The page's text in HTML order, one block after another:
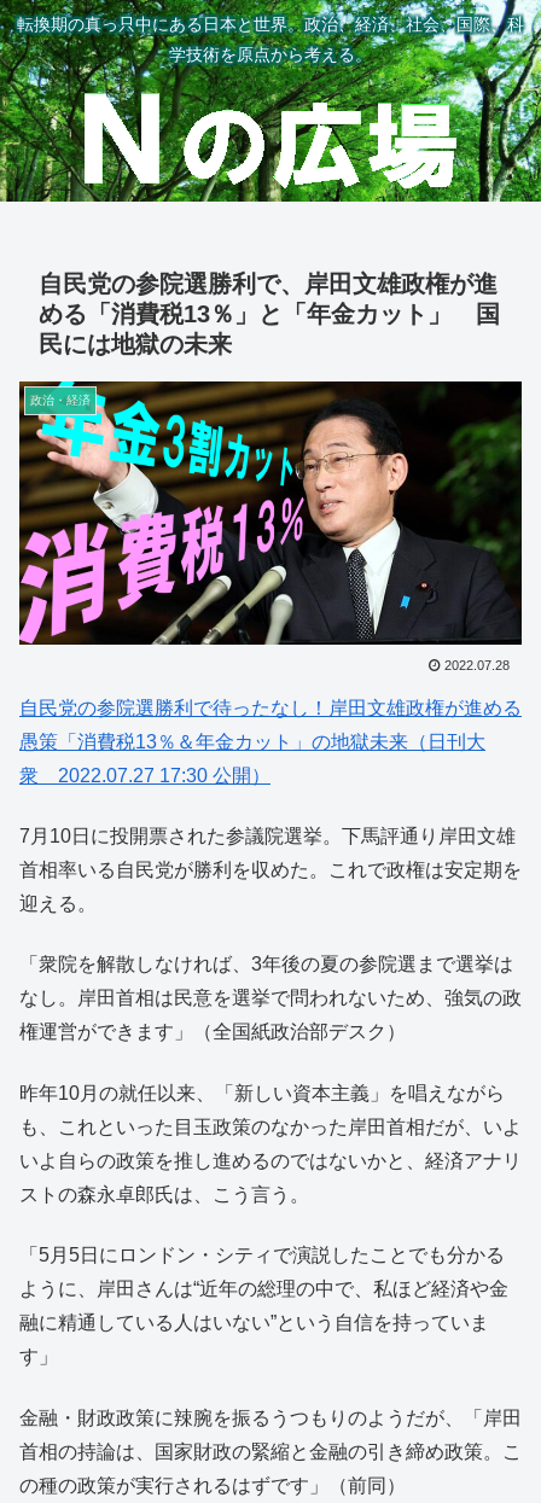
転換期の真っ只中にある日本と世界。政治、経済、社会、国際、科
学技術を原点から考える。
自民党の参院選勝利で、岸田文雄政権が進
める「消費税13％」と「年金カット」 国
民には地獄の未来
政治・経済
2022.07.28
自民党の参院選勝利で待ったなし！岸田文雄政権が進める
愚策「消費税13％＆年金カット」の地獄未来（日刊大
衆 2022.07.27 17:30 公開）
7月10日に投開票された参議院選挙。下馬評通り岸田文雄
首相率いる自民党が勝利を収めた。これで政権は安定期を
迎える。
「衆院を解散しなければ、3年後の夏の参院選まで選挙は
なし。岸田首相は民意を選挙で問われないため、強気の政
権運営ができます」（全国紙政治部デスク）
昨年10月の就任以来、「新しい資本主義」を唱えながら
も、これといった目玉政策のなかった岸田首相だが、いよ
いよ自らの政策を推し進めるのではないかと、経済アナリ
ストの森永卓郎氏は、こう言う。
「5月5日にロンドン・シティで演説したことでも分かる
ように、岸田さんは“近年の総理の中で、私ほど経済や金
融に精通している人はいない”という自信を持っていま
す」
金融・財政政策に辣腕を振るうつもりのようだが、「岸田
首相の持論は、国家財政の緊縮と金融の引き締め政策。こ
の種の政策が実行されるはずです」（前同）